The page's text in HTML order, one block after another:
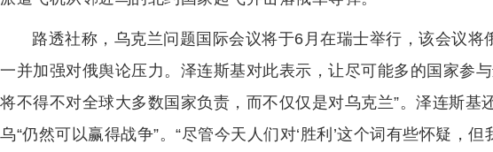
路透社称，乌克兰问题国际会议将于6月在瑞士举行，该会议将
一并加强对俄舆论压力。泽连斯基对此表示，让尽可能多的国家参
将不得不对全球大多数国家负责，而不仅仅是对乌克兰”。泽连斯基
乌“仍然可以赢得战争”。“尽管今天人们对‘胜利’这个词有些怀疑，